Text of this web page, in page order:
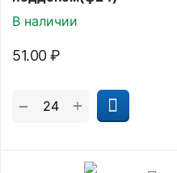
В наличии
51.00 ₽
+
−